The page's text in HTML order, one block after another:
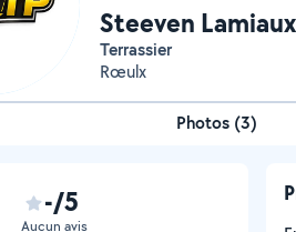
Steeven
Terrassier
Rœulx
Photos (3)
-/5
Aucun avis